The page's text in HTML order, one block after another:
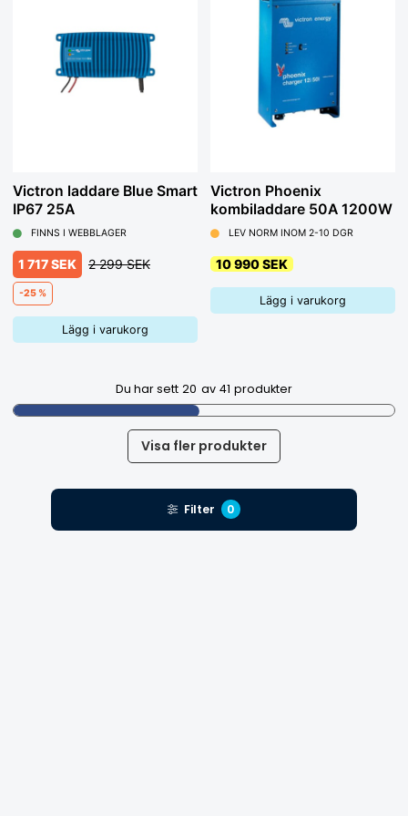
Victron laddare Blue Smart
IP67 25A
FINNS I WEBBLAGER
1 717 SEK 2 299 SEK
-25 %
Lägg i varukorg
Victron Phoenix
kombiladdare 50A 1200W
LEV NORM INOM 2-10 DGR
10 990 SEK
Lägg i varukorg
Du har sett 20 av 41 produkter
Visa fler produkter
Filter 0